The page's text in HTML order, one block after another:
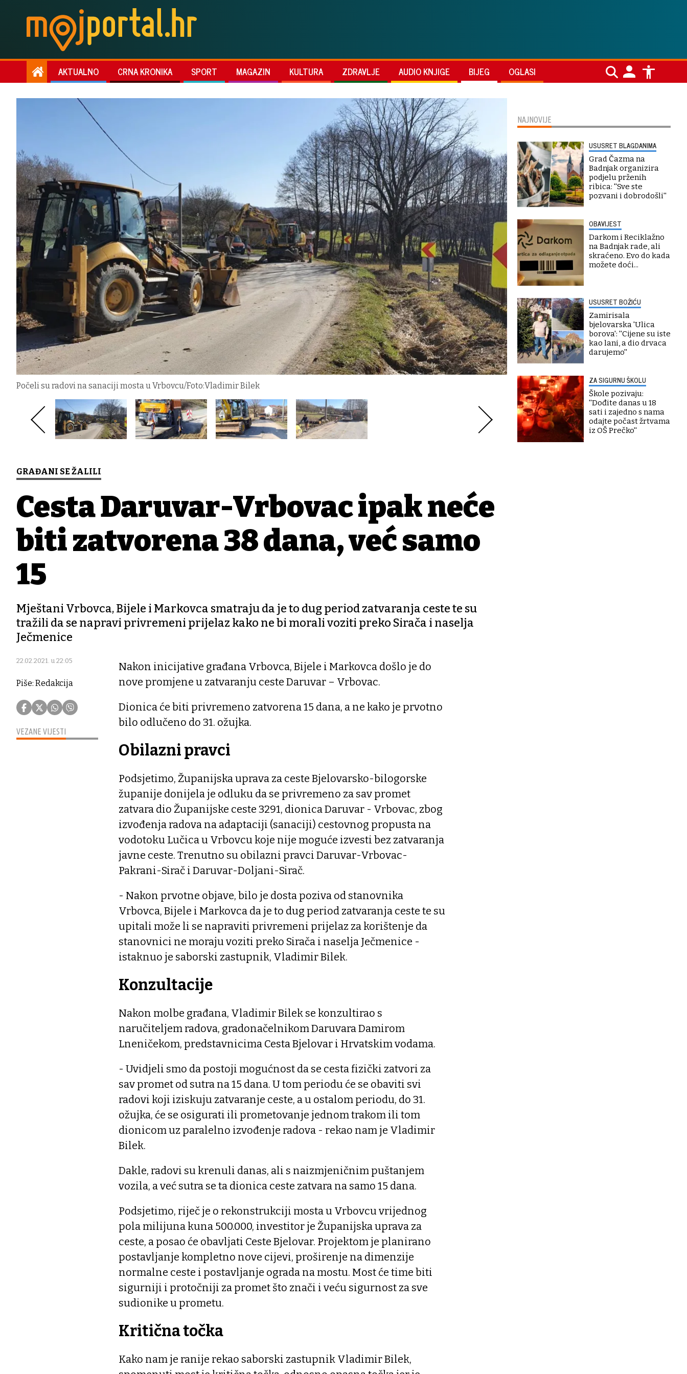
AKTUALNO CRNA KRONIKA SPORT MAGAZIN KULTURA ZDRAVLJE AUDIO KNJIGE BIJEG OGLASI
Počeli su radovi na sanaciji mosta u Vrbovcu/Foto:Vladimir Bilek
GRAĐANI SE ŽALILI
Cesta Daruvar-Vrbovac ipak neće
biti zatvorena 38 dana, već samo
15
Mještani Vrbovca, Bijele i Markovca smatraju da je to dug period zatvaranja ceste te su
tražili da se napravi privremeni prijelaz kako ne bi morali voziti preko Sirača i naselja
Ječmenice
22.02.2021. u 22:05
Piše: Redakcija
VEZANE VIJESTI
Nakon inicijative građana Vrbovca, Bijele i Markovca došlo je do
nove promjene u zatvaranju ceste Daruvar – Vrbovac.
Dionica će biti privremeno zatvorena 15 dana, a ne kako je prvotno
bilo odlučeno do 31. ožujka.
Obilazni pravci
Podsjetimo, Županijska uprava za ceste Bjelovarsko-bilogorske
županije donijela je odluku da se privremeno za sav promet
zatvara dio Županijske ceste 3291, dionica Daruvar - Vrbovac, zbog
izvođenja radova na adaptaciji (sanaciji) cestovnog propusta na
vodotoku Lučica u Vrbovcu koje nije moguće izvesti bez zatvaranja
javne ceste. Trenutno su obilazni pravci Daruvar-Vrbovac-
Pakrani-Sirač i Daruvar-Doljani-Sirač.
- Nakon prvotne objave, bilo je dosta poziva od stanovnika
Vrbovca, Bijele i Markovca da je to dug period zatvaranja ceste te su
upitali može li se napraviti privremeni prijelaz za korištenje da
stanovnici ne moraju voziti preko Sirača i naselja Ječmenice -
istaknuo je saborski zastupnik, Vladimir Bilek.
Konzultacije
Nakon molbe građana, Vladimir Bilek se konzultirao s
naručiteljem radova, gradonačelnikom Daruvara Damirom
Lneničekom, predstavnicima Cesta Bjelovar i Hrvatskim vodama.
- Uvidjeli smo da postoji mogućnost da se cesta fizički zatvori za
sav promet od sutra na 15 dana. U tom periodu će se obaviti svi
radovi koji iziskuju zatvaranje ceste, a u ostalom periodu, do 31.
ožujka, će se osigurati ili prometovanje jednom trakom ili tom
dionicom uz paralelno izvođenje radova - rekao nam je Vladimir
Bilek.
Dakle, radovi su krenuli danas, ali s naizmjeničnim puštanjem
vozila, a već sutra se ta dionica ceste zatvara na samo 15 dana.
Podsjetimo, riječ je o rekonstrukciji mosta u Vrbovcu vrijednog
pola milijuna kuna 500.000, investitor je Županijska uprava za
ceste, a posao će obavljati Ceste Bjelovar. Projektom je planirano
postavljanje kompletno nove cijevi, proširenje na dimenzije
normalne ceste i postavljanje ograda na mostu. Most će time biti
sigurniji i protočniji za promet što znači i veću sigurnost za sve
sudionike u prometu.
Kritična točka
Kako nam je ranije rekao saborski zastupnik Vladimir Bilek,
NAJNOVIJE
USUSRET BLAGDANIMA
Grad Čazma na
Badnjak organizira
podjelu prženih
ribica: ''Sve ste
pozvani i dobrodošli''
OBAVIJEST
Darkom i Reciklažno
na Badnjak rade, ali
skraćeno. Evo do kada
možete doći...
USUSRET BOŽIĆU
Zamirisala
bjelovarska 'Ulica
borova': ''Cijene su iste
kao lani, a dio drvaca
darujemo''
ZA SIGURNU ŠKOLU
Škole pozivaju:
''Dođite danas u 18
sati i zajedno s nama
odajte počast žrtvama
iz OŠ Prečko''